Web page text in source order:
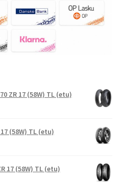
ZR 17 (58W) TL (etu)
(58W) TL (etu)
17 (58W) TL (etu)